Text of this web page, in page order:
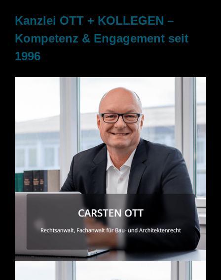
Kanzlei OTT + KOLLEGEN –
Kompetenz & Engagement seit
1996